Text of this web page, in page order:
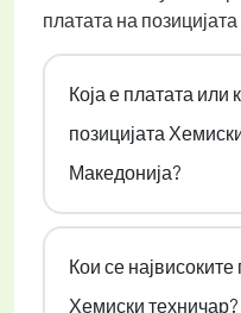
платата на
Која е платата или
позицијата
Македонија?
Кои се
Хемиски техничар?